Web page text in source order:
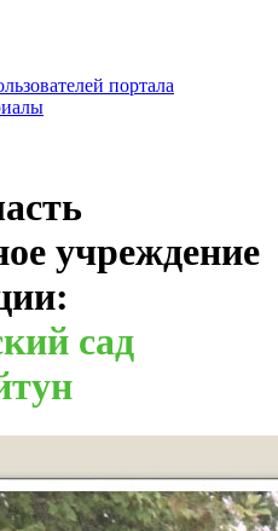
портала
учреждение
сад